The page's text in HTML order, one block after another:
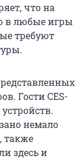
что на
в любые игры
требуют
Гости CES-
немало
также
здесь и